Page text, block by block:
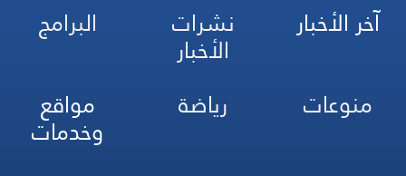
آخر الأخبار نشرات
الأخبار
البرامج
منوعات
رياضة مواقع
وخدمات